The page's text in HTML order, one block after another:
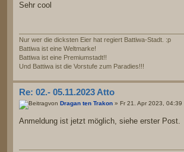
Sehr cool
Nur wer die dicksten Eier hat regiert Battiwa-Stadt. :p
Battiwa ist eine Weltmarke!
Battiwa ist eine Premiumstadt!!
Und Battiwa ist die Vorstufe zum Paradies!!!
Re: 02.- 05.11.2023 Atto
von Dragan ten Trakon » Fr 21. Apr 2023, 04:39
Anmeldung ist jetzt möglich, siehe erster Post.